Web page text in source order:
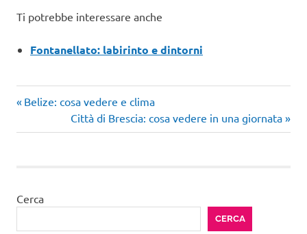
Ti potrebbe interessare anche
Fontanellato: labirinto e dintorni
Navigazione
articoli
Articolo
precedente:
Belize: cosa vedere e clima
Articolo
successivo:
Città di Brescia: cosa vedere in una giornata
Cerca
CERCA